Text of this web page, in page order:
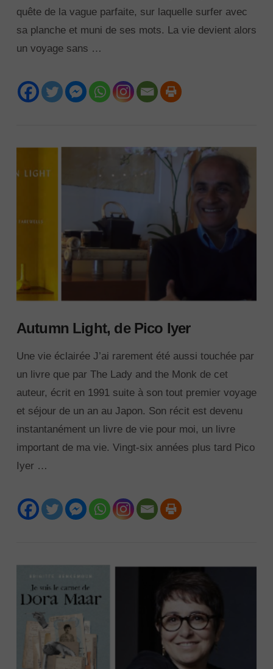
quête de la vague parfaite, sur laquelle surfer avec
sa planche et muni de ses mots. La vie devient alors
un voyage sans …
Autumn Light, de Pico Iyer
Une vie éclairée J’ai rarement été aussi touchée par
un livre que par The Lady and the Monk de cet
auteur, écrit en 1991 suite à son tout premier voyage
et séjour de un an au Japon. Son récit est devenu
instantanément un livre de vie pour moi, un livre
important de ma vie. Vingt-six années plus tard Pico
Iyer …